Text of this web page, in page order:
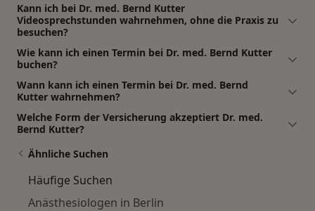
Kann ich bei Dr. med. Bernd Kutter
Videosprechstunden wahrnehmen, ohne die Praxis zu
besuchen?
Wie kann ich einen Termin bei Dr. med. Bernd Kutter
buchen?
Wann kann ich einen Termin bei Dr. med. Bernd
Kutter wahrnehmen?
Welche Form der Versicherung akzeptiert Dr. med.
Bernd Kutter?
Ähnliche Suchen
Häufige Suchen
Anästhesiologen in Berlin